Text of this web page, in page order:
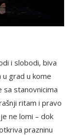
i slobodi, biva
grad u kome
sa stanovnicima
ritam i pravo
ne lomi – dok
prazninu